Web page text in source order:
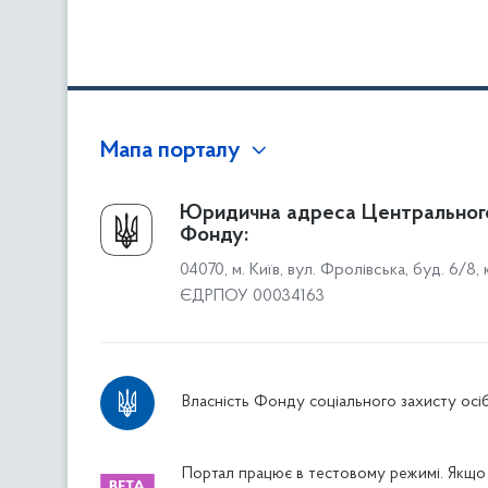
Мапа порталу
Про Фонд
Керівництво
Структура Фонду
Територіальні відділення
Дніпропетровське відділення
Житомирське відділення
Юридична адреса
Фонду:
04070, м. Київ, вул. Фролівська, буд. 6/8,
ЄДРПОУ 00034163
Власність Фонду соціального захисту
Портал працює в тестовому режимі.